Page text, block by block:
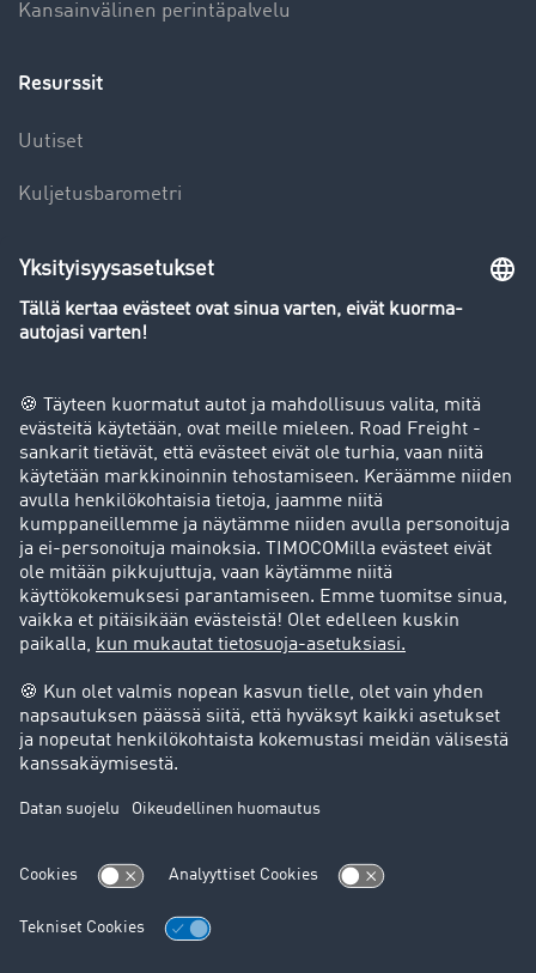
Kansainvälinen perintäpalvelu
Resurssit
Uutiset
Kuljetusbarometri
Yleiskatsaus rahtipörssiin
Success stories
Asiakassuosittelut
Goodies
Tukipalvelu
Tukipalvelu
Oikeudelliset asiat
Julkaisutiedot
Yleiset käyttöehdot